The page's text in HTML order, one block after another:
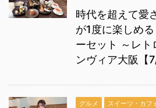
時代を超えて愛
が1度に楽しめ
ーセット ～レト
ンヴィア大阪【
グルメ スイーツ・カフ